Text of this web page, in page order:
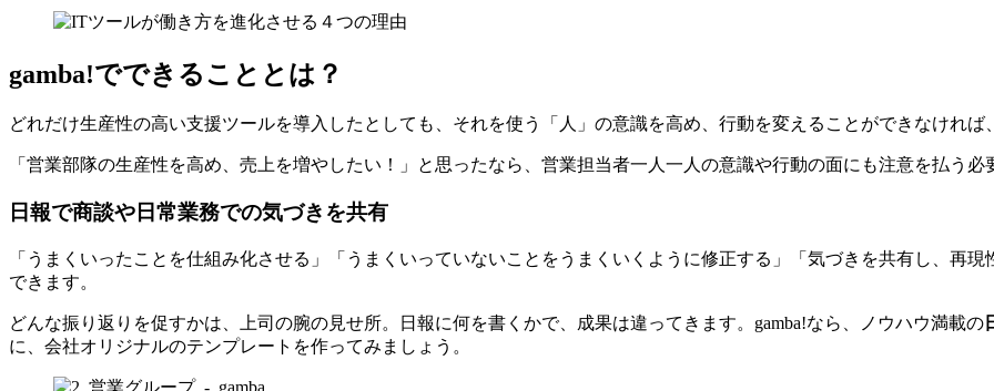
gamba!でできることとは？
どれだけ生産性の高い支援ツールを導入したとしても、それを使う「人」の意識を高め、行動を変えることができなければ
「営業部隊の生産性を高め、売上を増やしたい！」と思ったなら、営業担当者一人一人の意識や行動の面にも注意を払う必
日報で商談や日常業務での気づきを共有
「うまくいったことを仕組み化させる」「うまくいっていないことをうまくいくように修正する」「気づきを共有し、再
できます。
どんな振り返りを促すかは、上司の腕の見せ所。日報に何を書くかで、成果は違ってきます。gamba!なら、ノウハウ満載の
に、会社オリジナルのテンプレートを作ってみましょう。